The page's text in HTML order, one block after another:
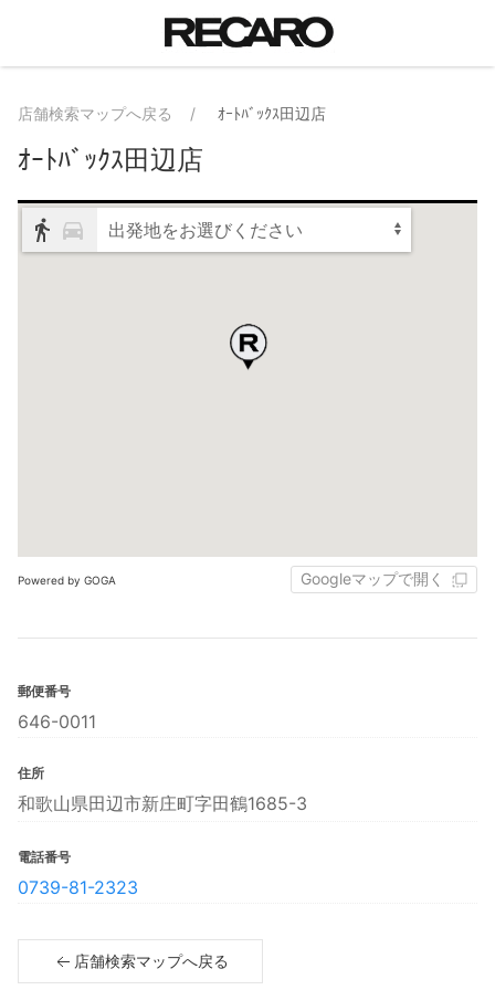
店舗検索マップへ戻る ｵｰﾄﾊﾞｯｸｽ田辺店
ｵｰﾄﾊﾞｯｸｽ田辺店
出発地をお選びください
Powered by GOGA Googleマップで開く
郵便番号
646-0011
住所
和歌山県田辺市新庄町字田鶴1685-3
電話番号
0739-81-2323
店舗検索マップへ戻る